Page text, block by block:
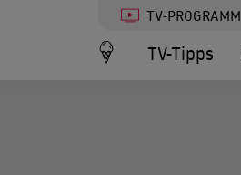
TV-PROGRAMM
TV-Tipps